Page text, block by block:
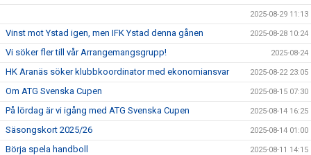
2025-08-29 11:13
Vinst mot Ystad igen, men IFK Ystad denna gånen 2025-08-28 10:24
Vi söker fler till vår Arrangemangsgrupp! 2025-08-24
HK Aranäs söker klubbkoordinator med ekonomiansvar 2025-08-22 23:05
Om ATG Svenska Cupen 2025-08-15 07:30
På lördag är vi igång med ATG Svenska Cupen 2025-08-14 16:25
Säsongskort 2025/26 2025-08-14 01:00
Börja spela handboll 2025-08-11 14:15